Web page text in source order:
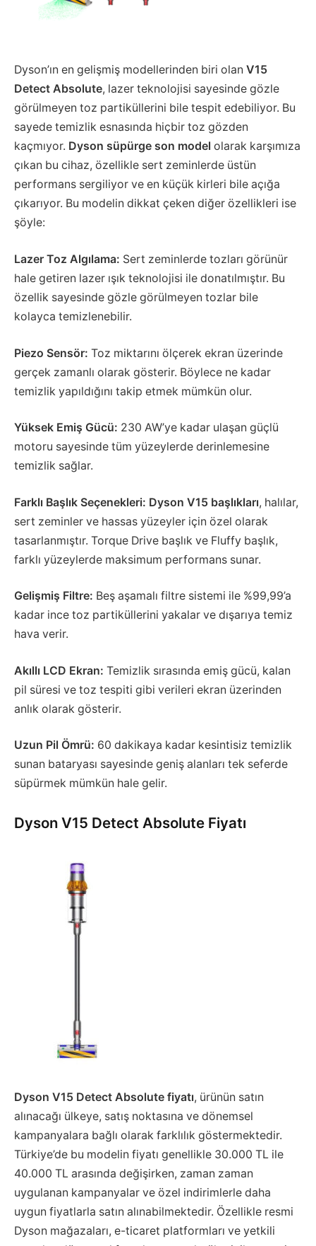
Dyson’ın en gelişmiş modellerinden biri olan V15
Detect Absolute, lazer teknolojisi sayesinde gözle
görülmeyen toz partiküllerini bile tespit edebiliyor. Bu
sayede temizlik esnasında hiçbir toz gözden
kaçmıyor. Dyson süpürge son model olarak karşımıza
çıkan bu cihaz, özellikle sert zeminlerde üstün
performans sergiliyor ve en küçük kirleri bile açığa
çıkarıyor. Bu modelin dikkat çeken diğer özellikleri ise
şöyle:
Lazer Toz Algılama: Sert zeminlerde tozları görünür
hale getiren lazer ışık teknolojisi ile donatılmıştır. Bu
özellik sayesinde gözle görülmeyen tozlar bile
kolayca temizlenebilir.
Piezo Sensör: Toz miktarını ölçerek ekran üzerinde
gerçek zamanlı olarak gösterir. Böylece ne kadar
temizlik yapıldığını takip etmek mümkün olur.
Yüksek Emiş Gücü: 230 AW’ye kadar ulaşan güçlü
motoru sayesinde tüm yüzeylerde derinlemesine
temizlik sağlar.
Farklı Başlık Seçenekleri: Dyson V15 başlıkları, halılar,
sert zeminler ve hassas yüzeyler için özel olarak
tasarlanmıştır. Torque Drive başlık ve Fluffy başlık,
farklı yüzeylerde maksimum performans sunar.
Gelişmiş Filtre: Beş aşamalı filtre sistemi ile %99,99’a
kadar ince toz partiküllerini yakalar ve dışarıya temiz
hava verir.
Akıllı LCD Ekran: Temizlik sırasında emiş gücü, kalan
pil süresi ve toz tespiti gibi verileri ekran üzerinden
anlık olarak gösterir.
Uzun Pil Ömrü: 60 dakikaya kadar kesintisiz temizlik
sunan bataryası sayesinde geniş alanları tek seferde
süpürmek mümkün hale gelir.
Dyson V15 Detect Absolute Fiyatı
Dyson V15 Detect Absolute fiyatı, ürünün satın
alınacağı ülkeye, satış noktasına ve dönemsel
kampanyalara bağlı olarak farklılık göstermektedir.
Türkiye’de bu modelin fiyatı genellikle 30.000 TL ile
40.000 TL arasında değişirken, zaman zaman
uygulanan kampanyalar ve özel indirimlerle daha
uygun fiyatlarla satın alınabilmektedir. Özellikle resmi
Dyson mağazaları, e-ticaret platformları ve yetkili